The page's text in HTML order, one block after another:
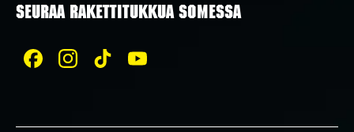
SEURAA RAKETTITUKKUA SOMESSA